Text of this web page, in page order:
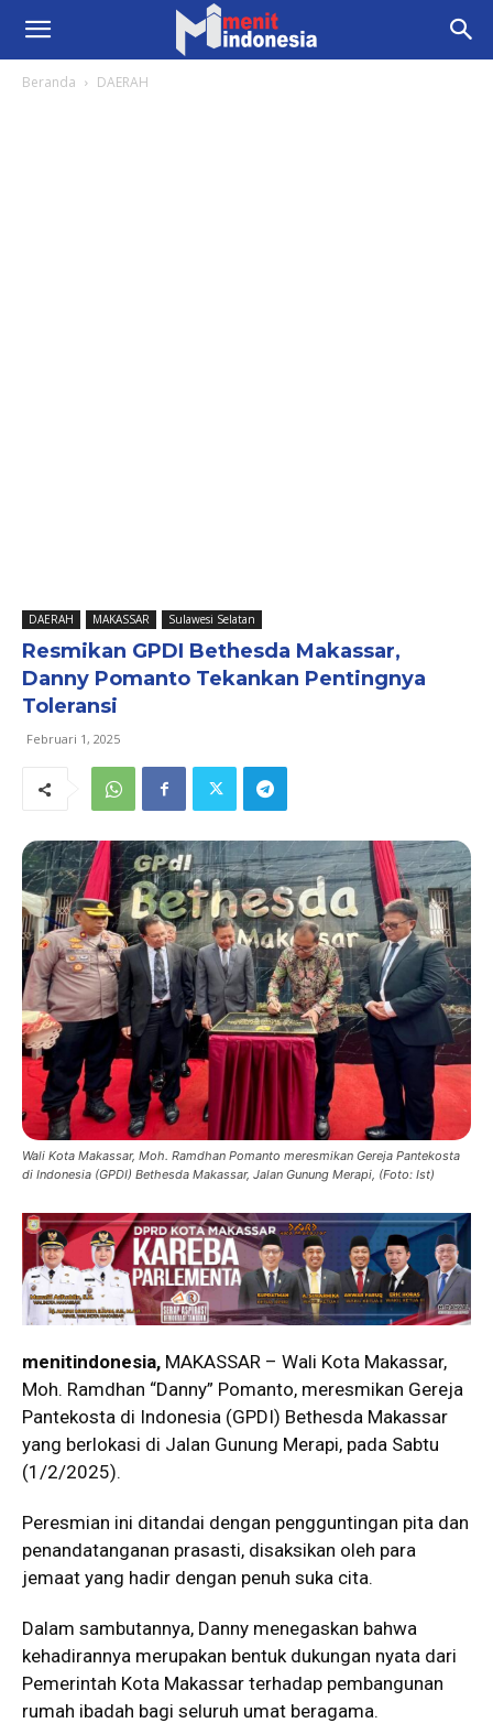
Beranda DAERAH
DAERAH MAKASSAR Sulawesi Selatan
Resmikan GPDI Bethesda Makassar,
Danny Pomanto Tekankan Pentingnya
Toleransi
Februari 1, 2025
Wali Kota Makassar, Moh. Ramdhan Pomanto meresmikan Gereja Pantekosta
di Indonesia (GPDI) Bethesda Makassar, Jalan Gunung Merapi, (Foto: Ist)
menitindonesia, MAKASSAR – Wali Kota Makassar,
Moh. Ramdhan “Danny” Pomanto, meresmikan Gereja
Pantekosta di Indonesia (GPDI) Bethesda Makassar
yang berlokasi di Jalan Gunung Merapi, pada Sabtu
(1/2/2025).
Peresmian ini ditandai dengan pengguntingan pita dan
penandatanganan prasasti, disaksikan oleh para
jemaat yang hadir dengan penuh suka cita.
Dalam sambutannya, Danny menegaskan bahwa
kehadirannya merupakan bentuk dukungan nyata dari
Pemerintah Kota Makassar terhadap pembangunan
rumah ibadah bagi seluruh umat beragama.